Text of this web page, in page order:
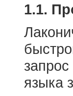
1.1.
языка